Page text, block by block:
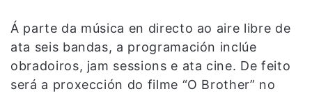
Á parte da música en directo ao aire libre de
ata seis bandas, a programación inclúe
obradoiros, jam sessions e ata cine. De feito
será a proxección do filme “O Brother” no